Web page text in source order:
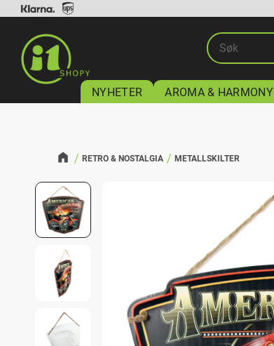
NYHETER AROMA & HARMONY
RETRO & NOSTALGIA METALLSKILTER